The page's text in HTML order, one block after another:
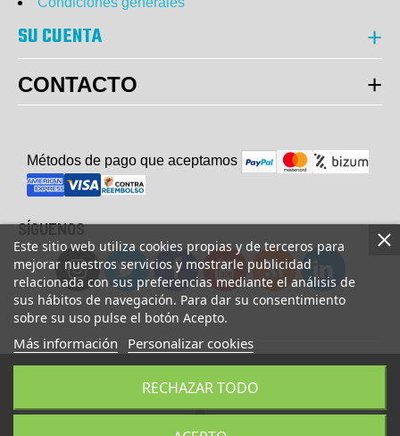
Este sitio web utiliza cookies propias y de terceros para
mejorar nuestros servicios y mostrarle publicidad
relacionada con sus preferencias mediante el análisis de
sus hábitos de navegación. Para dar su consentimiento
sobre su uso pulse el botón Acepto.
Más información Personalizar cookies
RECHAZAR TODO
AÑADIR A LA CESTA COMPRAR AHORA
SU CUENTA
CONTACTO
Métodos de pago que aceptamos
SÍGUENOS
© Copyright 2023 UsaFitness. All Rights Reserved.